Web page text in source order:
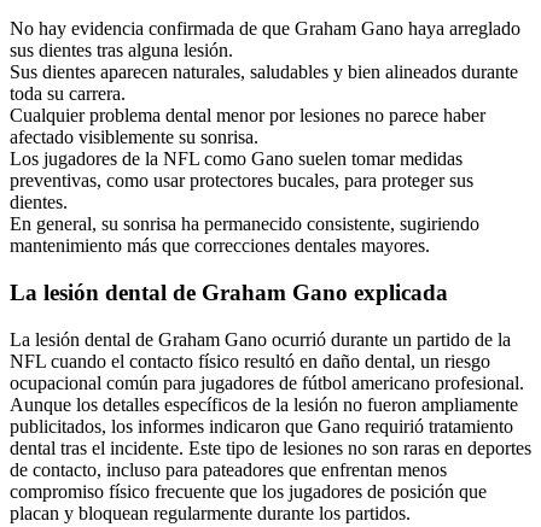
No hay evidencia confirmada de que Graham Gano haya arreglado
sus dientes tras alguna lesión.
Sus dientes aparecen naturales, saludables y bien alineados durante
toda su carrera.
Cualquier problema dental menor por lesiones no parece haber
afectado visiblemente su sonrisa.
Los jugadores de la NFL como Gano suelen tomar medidas
preventivas, como usar protectores bucales, para proteger sus
dientes.
En general, su sonrisa ha permanecido consistente, sugiriendo
mantenimiento más que correcciones dentales mayores.
La lesión dental de Graham Gano explicada
La lesión dental de Graham Gano ocurrió durante un partido de la
NFL cuando el contacto físico resultó en daño dental, un riesgo
ocupacional común para jugadores de fútbol americano profesional.
Aunque los detalles específicos de la lesión no fueron ampliamente
publicitados, los informes indicaron que Gano requirió tratamiento
dental tras el incidente. Este tipo de lesiones no son raras en deportes
de contacto, incluso para pateadores que enfrentan menos
compromiso físico frecuente que los jugadores de posición que
placan y bloquean regularmente durante los partidos.